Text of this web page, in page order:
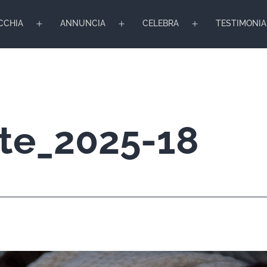
Apri
ANNUNCIA
Apri
CELEBRA
Apri
TESTIMONIA
18